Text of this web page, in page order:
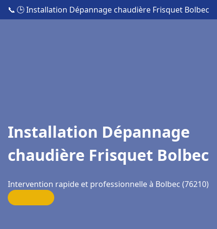
📞 🕒 Installation Dépannage chaudière Frisquet Bolbec
Installation Dépannage
chaudière Frisquet Bolbec
Intervention rapide et professionnelle à Bolbec (76210)